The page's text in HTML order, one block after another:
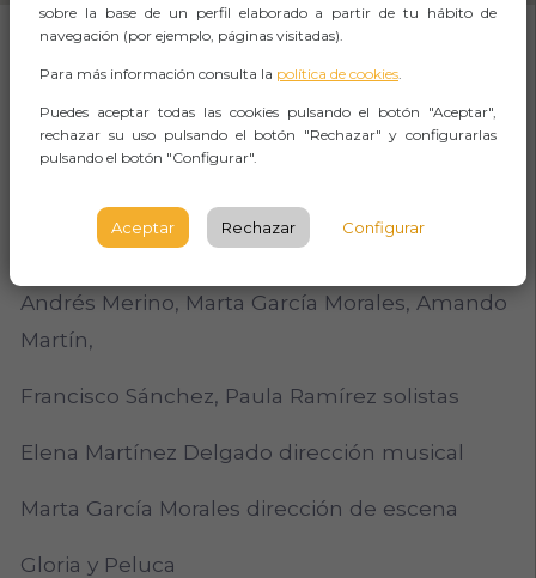
SOBRE EL EVENTO
Orquesta Sinfónica y Coro Titular de la
Zarzuela
Andrés Merino, Marta García Morales, Amando
Martín,
Francisco Sánchez, Paula Ramírez solistas
Elena Martínez Delgado dirección musical
Marta García Morales dirección de escena
Gloria y Peluca
sobre la base de un perfil elaborado a partir de tu hábito de
navegación (por ejemplo, páginas visitadas).
Para más información consulta la política de cookies
Puedes aceptar todas las cookies pulsando el botón "Aceptar",
rechazar su uso pulsando el botón "Rechazar" y configurarlas
pulsando el botón "Configurar".
Aceptar Rechazar Configurar